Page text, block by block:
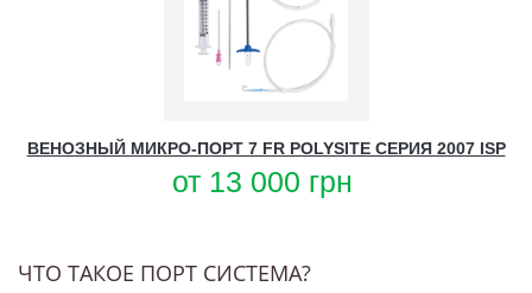
ВЕНОЗНЫЙ МИКРО-ПОРТ 7 FR POLYSITE СЕРИЯ 2007 ISP
от 13 000 грн
ЧТО ТАКОЕ ПОРТ СИСТЕМА?